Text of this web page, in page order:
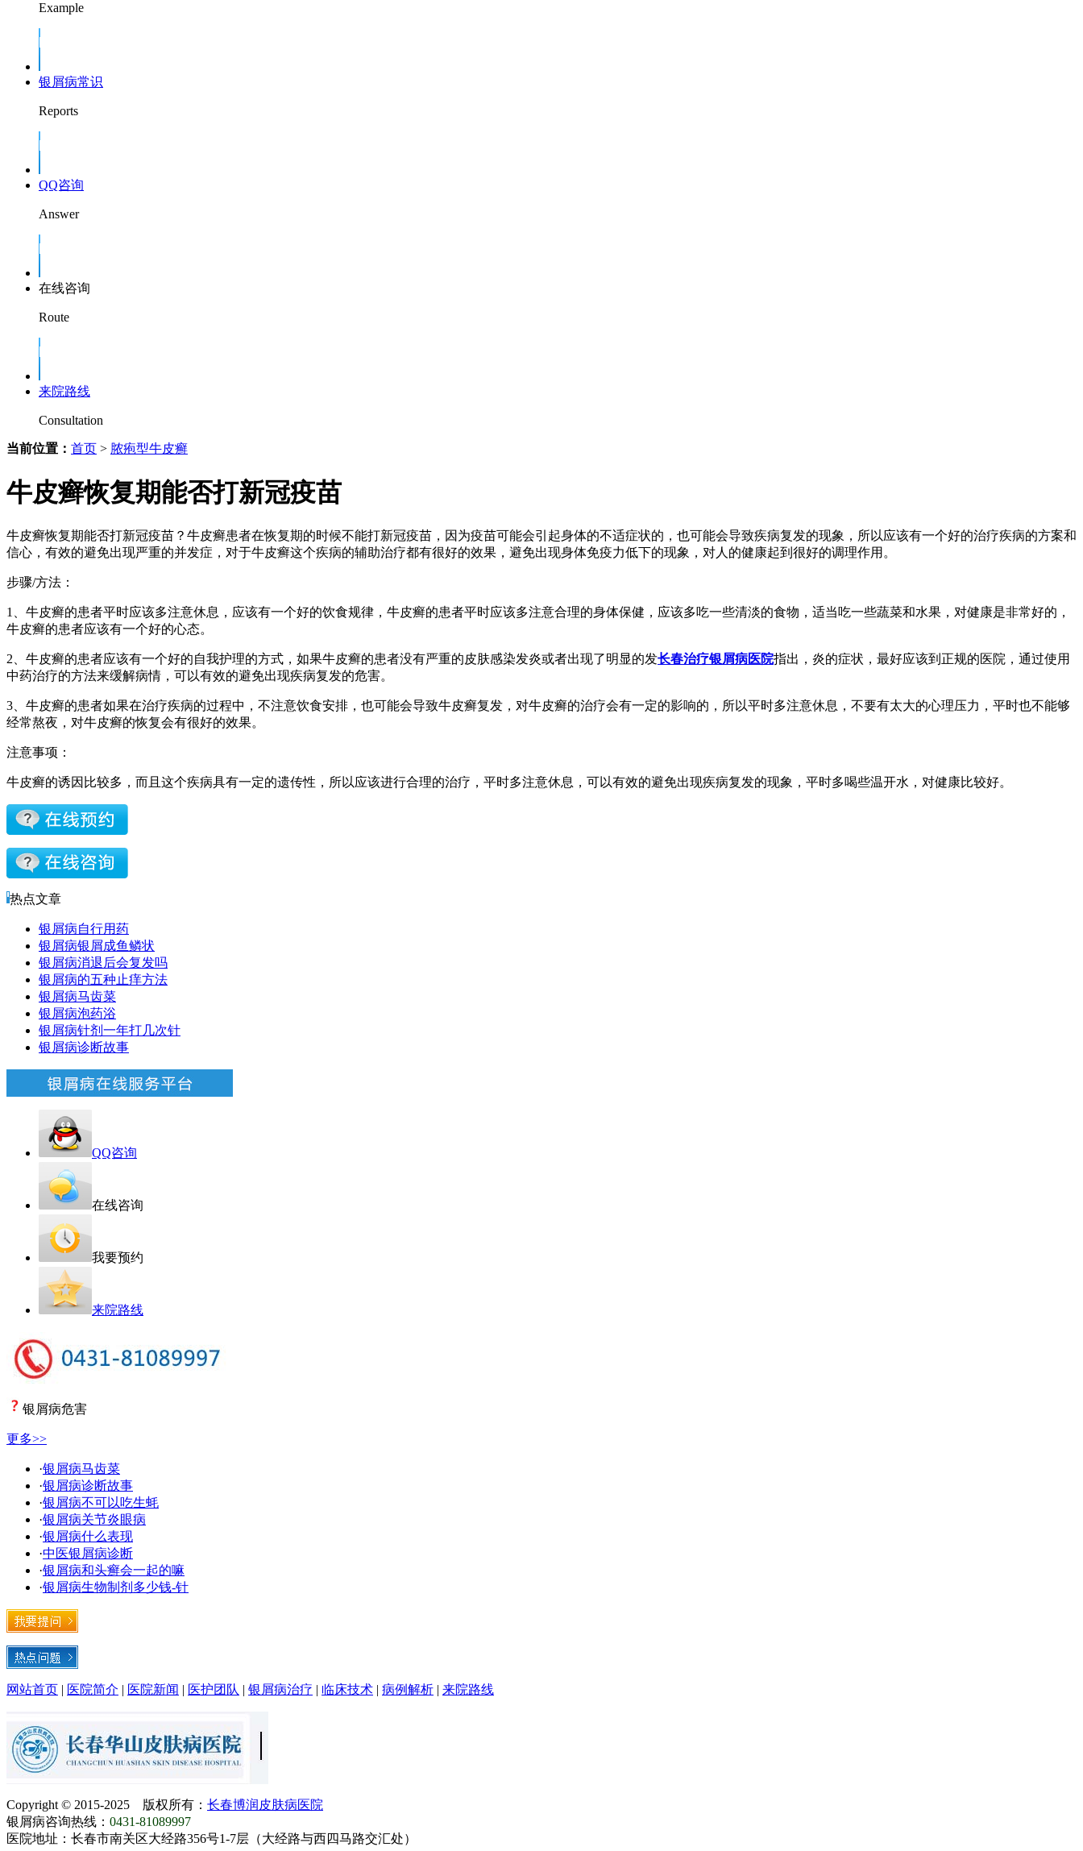
Example
银屑病常识
Reports
QQ咨询
Answer
在线咨询
Route
来院路线
Consultation
当前位置： 首页 > 脓疱型牛皮癣
牛皮癣恢复期能否打新冠疫苗
牛皮癣恢复期能否打新冠疫苗？牛皮癣患者在恢复期的时候不能打新冠疫苗，因为疫苗可能会引起身体的不适症状的，也可能会导致疾病复发的现象，所以应该有一个好的治疗疾病的方案和
信心，有效的避免出现严重的并发症，对于牛皮癣这个疾病的辅助治疗都有很好的效果，避免出现身体免疫力低下的现象，对人的健康起到很好的调理作用。
步骤/方法：
1、牛皮癣的患者平时应该多注意休息，应该有一个好的饮食规律，牛皮癣的患者平时应该多注意合理的身体保健，应该多吃一些清淡的食物，适当吃一些蔬菜和水果，对健康是非常好的，
牛皮癣的患者应该有一个好的心态。
2、牛皮癣的患者应该有一个好的自我护理的方式，如果牛皮癣的患者没有严重的皮肤感染发炎或者出现了明显的发长春治疗银屑病医院指出，炎的症状，最好应该到正规的医院，通过使用
中药治疗的方法来缓解病情，可以有效的避免出现疾病复发的危害。
3、牛皮癣的患者如果在治疗疾病的过程中，不注意饮食安排，也可能会导致牛皮癣复发，对牛皮癣的治疗会有一定的影响的，所以平时多注意休息，不要有太大的心理压力，平时也不能够
经常熬夜，对牛皮癣的恢复会有很好的效果。
注意事项：
牛皮癣的诱因比较多，而且这个疾病具有一定的遗传性，所以应该进行合理的治疗，平时多注意休息，可以有效的避免出现疾病复发的现象，平时多喝些温开水，对健康比较好。
热点文章
银屑病自行用药
银屑病银屑成鱼鳞状
银屑病消退后会复发吗
银屑病的五种止痒方法
银屑病马齿菜
银屑病泡药浴
银屑病针剂一年打几次针
银屑病诊断故事
QQ咨询
在线咨询
我要预约
来院路线
银屑病危害
更多>>
·银屑病马齿菜
·银屑病诊断故事
·银屑病不可以吃生蚝
·银屑病关节炎眼病
·银屑病什么表现
·中医银屑病诊断
·银屑病和头癣会一起的嘛
·银屑病生物制剂多少钱-针
网站首页 | 医院简介 | 医院新闻 | 医护团队 | 银屑病治疗 | 临床技术 | 病例解析 | 来院路线
Copyright © 2015-2025 版权所有： 长春博润皮肤病医院
银屑病咨询热线： 0431-81089997
医院地址：长春市南关区大经路356号1-7层（大经路与西四马路交汇处）